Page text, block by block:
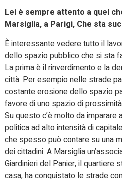
Lei è sempre attento a quel
Marsiglia, a Parigi, Che sta
È interessante vedere tutto il
dello spazio pubblico che si sta
La prima è il rinverdimento e la
città. Per esempio nelle strade
costante erosione dello spazio
favore di uno spazio di
Su questo c’è molto da imparare
politica ad alto intensità di
che spesso può contare su una
dei cittadini. A Marsiglia
Giardinieri del Panier, il quartiere
casa, ha conquistato le strade